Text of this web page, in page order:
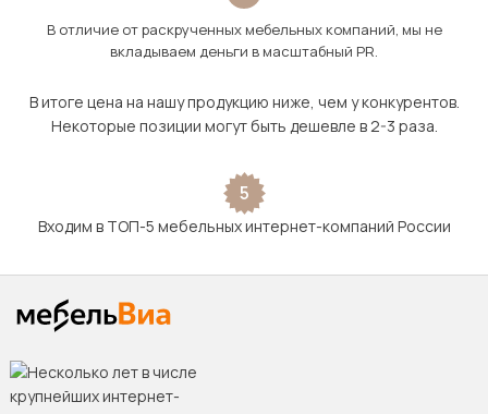
В отличие от раскрученных мебельных компаний, мы не
вкладываем деньги в масштабный PR.
В итоге цена на нашу продукцию ниже, чем у конкурентов.
Некоторые позиции могут быть дешевле в 2-3 раза.
5
Входим в ТОП-5 мебельных интернет-компаний России